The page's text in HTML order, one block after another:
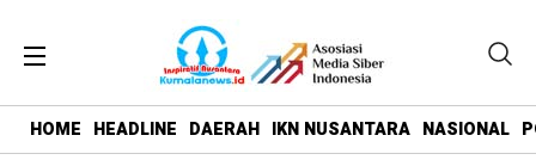
HOME HEADLINE DAERAH IKN NUSANTARA NASIONAL